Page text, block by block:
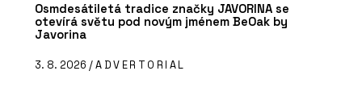
Osmdesátiletá tradice značky JAVORINA se
otevírá světu pod novým jménem BeOak by
Javorina
3. 8. 2026 /ADVERTORIAL